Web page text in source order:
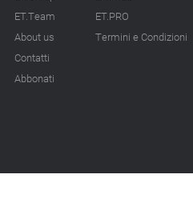
ET.Team
About us
Contatti
Abbonati
ET.PRO
Termini e Condizioni